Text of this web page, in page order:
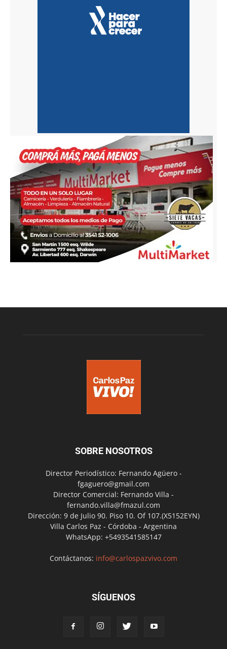
SOBRE NOSOTROS
Director Periodístico: Fernando Agüero -
fgaguero@gmail.com
Director Comercial: Fernando Villa -
fernando.villa@fmazul.com
Dirección: 9 de Julio 90. Piso 10. Of 107.(X5152EYN)
Villa Carlos Paz - Córdoba - Argentina
WhatsApp: +5493541585147
Contáctanos: info@carlospazvivo.com
SÍGUENOS